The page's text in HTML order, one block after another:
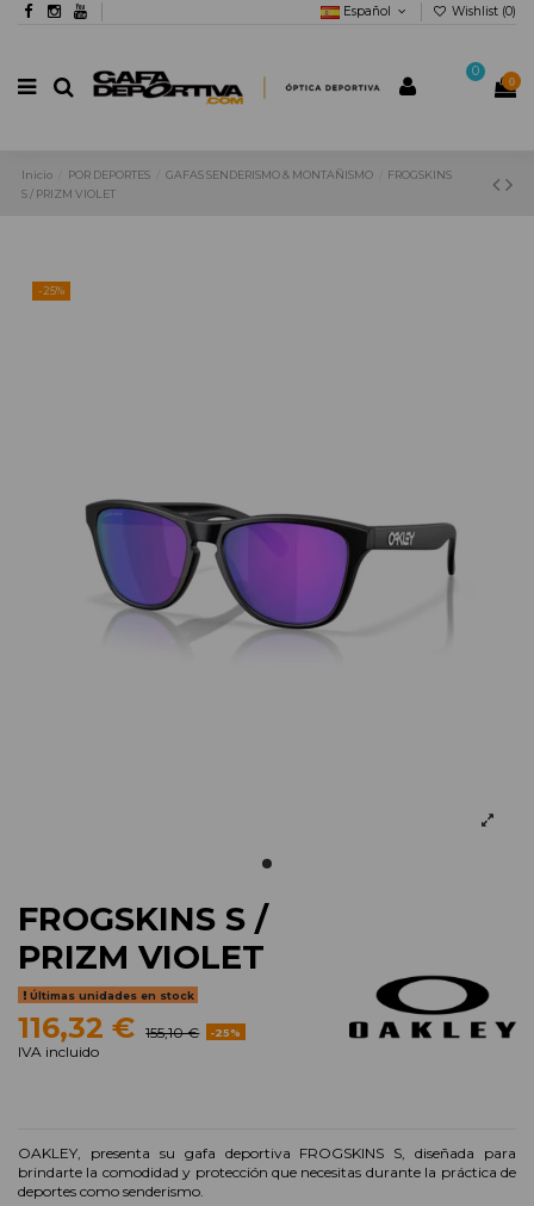
Español Wishlist (0)
0
0
Inicio POR DEPORTES GAFAS SENDERISMO & MONTAÑISMO
FROGSKINS
S / PRIZM VIOLET
-25%
FROGSKINS S /
PRIZM VIOLET
Últimas unidades en stock
116,32 € 155,10 € -25%
IVA incluido
OAKLEY, presenta su gafa deportiva FROGSKINS S, diseñada para
brindarte la comodidad y protección que necesitas durante la práctica de
deportes como senderismo.